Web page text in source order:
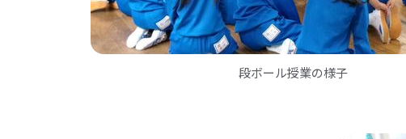
段ボール授業の様子